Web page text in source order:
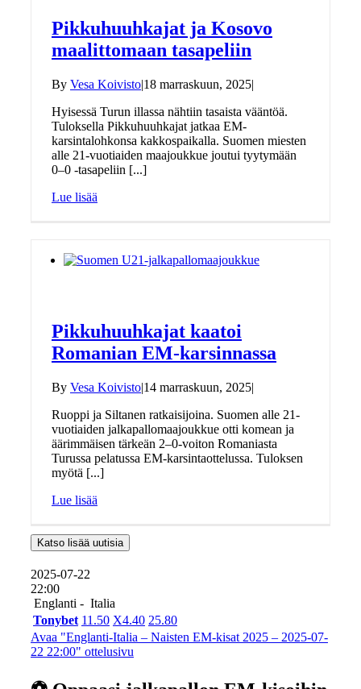
Pikkuhuuhkajat ja Kosovo
maalittomaan tasapeliin
By Vesa Koivisto|18 marraskuun, 2025|
Hyisessä Turun illassa nähtiin tasaista vääntöä.
Tuloksella Pikkuhuuhkajat jatkaa EM-
karsintalohkonsa kakkospaikalla. Suomen miesten
alle 21-vuotiaiden maajoukkue joutui tyytymään
0–0 -tasapeliin [...]
Lue lisää
Pikkuhuuhkajat kaatoi
Romanian EM-karsinnassa
By Vesa Koivisto|14 marraskuun, 2025|
Ruoppi ja Siltanen ratkaisijoina. Suomen alle 21-
vuotiaiden jalkapallomaajoukkue otti komean ja
äärimmäisen tärkeän 2–0-voiton Romaniasta
Turussa pelatussa EM-karsintaottelussa. Tuloksen
myötä [...]
Lue lisää
Katso lisää uutisia
2025-07-22
22:00
Englanti - Italia
Tonybet 11.50 X4.40 25.80
Avaa "Englanti-Italia – Naisten EM-kisat 2025 – 2025-07-
22 22:00" ottelusivu